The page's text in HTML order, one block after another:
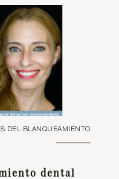
DEL BLANQUEAMIENTO
dental